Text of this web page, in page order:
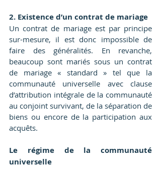
2. Existence d’un contrat de mariage
Un contrat de mariage est par principe
sur-mesure, il est donc impossible de
faire des généralités. En revanche,
beaucoup sont mariés sous un contrat
de mariage « standard » tel que la
communauté universelle avec clause
d’attribution intégrale de la communauté
au conjoint survivant, de la séparation de
biens ou encore de la participation aux
acquêts.
Le régime de la communauté
universelle